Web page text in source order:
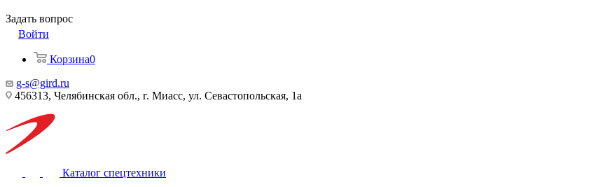
Задать вопрос
Войти
Корзина0
g-s@gird.ru
456313, Челябинская обл., г. Миасс, ул. Севастопольская, 1а
Каталог спецтехники